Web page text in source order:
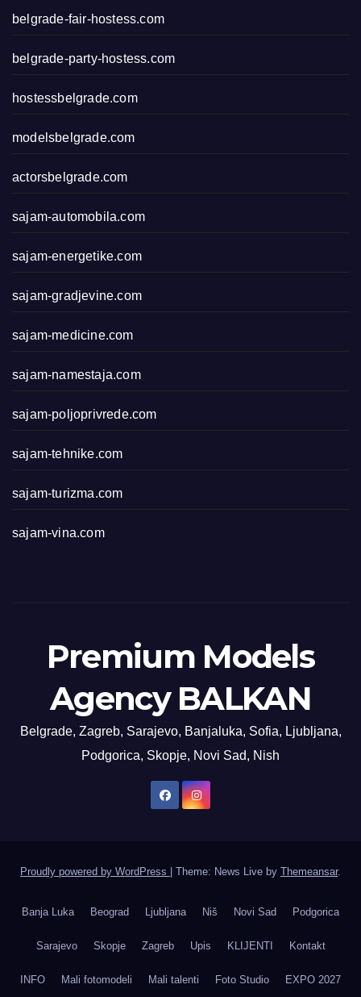
belgrade-fair-hostess.com
belgrade-party-hostess.com
hostessbelgrade.com
modelsbelgrade.com
actorsbelgrade.com
sajam-automobila.com
sajam-energetike.com
sajam-gradjevine.com
sajam-medicine.com
sajam-namestaja.com
sajam-poljoprivrede.com
sajam-tehnike.com
sajam-turizma.com
sajam-vina.com
Premium Models
Agency BALKAN
Belgrade, Zagreb, Sarajevo, Banjaluka, Sofia, Ljubljana,
Podgorica, Skopje, Novi Sad, Nish
Proudly powered by WordPress Theme: News Live by Themeansar.
Banja Luka Beograd Ljubljana Niš Novi Sad Podgorica
Sarajevo Skopje Zagreb Upis KLIJENTI Kontakt
INFO Mali fotomodeli Mali talenti Foto Studio EXPO 2027